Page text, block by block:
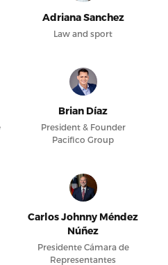
Adriana Sanchez
Law and sport
Brian Díaz
President & Founder
Pacifico Group
Carlos Johnny Méndez
Núñez
Presidente Cámara de
Representantes